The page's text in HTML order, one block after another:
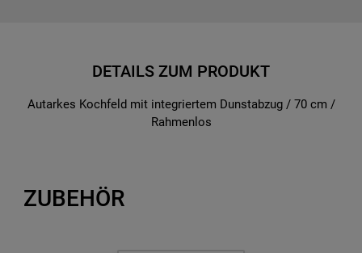
DETAILS ZUM PRODUKT
Autarkes Kochfeld mit integriertem Dunstabzug / 70 cm /
Rahmenlos
ZUBEHÖR